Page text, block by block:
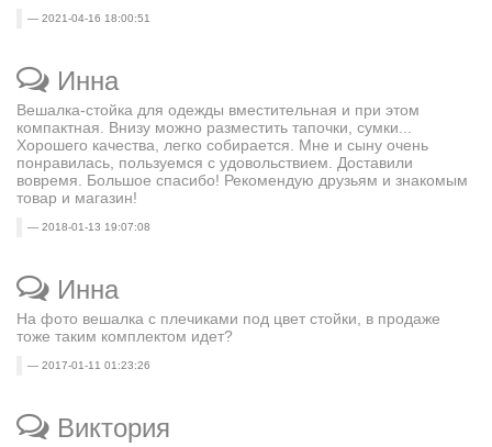
2021-04-16 18:00:51
Инна
Вешалка-стойка для одежды вместительная и при этом
компактная. Внизу можно разместить тапочки, сумки...
Хорошего качества, легко собирается. Мне и сыну очень
понравилась, пользуемся с удовольствием. Доставили
вовремя. Большое спасибо! Рекомендую друзьям и знакомым
товар и магазин!
2018-01-13 19:07:08
Инна
На фото вешалка с плечиками под цвет стойки, в продаже
тоже таким комплектом идет?
2017-01-11 01:23:26
Виктория